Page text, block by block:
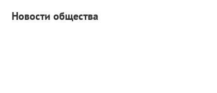
Новости общества